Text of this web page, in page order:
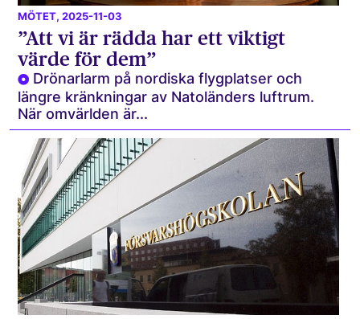
MÖTET, 2025-11-03
”Att vi är rädda har ett viktigt
värde för dem”
Drönarlarm på nordiska flygplatser och
längre kränkningar av Natoländers luftrum.
När omvärlden är...